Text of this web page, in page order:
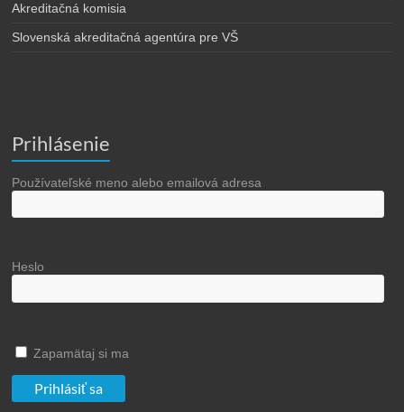
Akreditačná komisia
Slovenská akreditačná agentúra pre VŠ
Prihlásenie
Používateľské meno alebo emailová adresa
Heslo
Zapamätaj si ma